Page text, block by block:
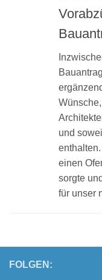
und
einen
sorgte
für unser
FOLGEN: